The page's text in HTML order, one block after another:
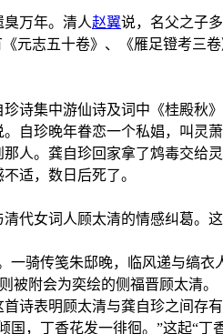
万年。清人赵翼说，名父之子
元志五十卷》、《雁足镫考三卷
诗集中游仙诗及词中《桂殿秋
自珍晚年眷恋一个私娼，叫灵
人。龚自珍回家拿了鸩毒交给
适，数日后死了。
代女词人顾太清的情感纠葛。
骑传笺朱邸晚，临风递与缟
被附会为奕绘的侧福晋顾太清。
诗表明顾太清与龚自珍之间存
，丁香花发一徘徊。”这起“